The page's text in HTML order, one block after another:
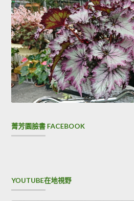
菁芳園臉書 FACEBOOK
YOUTUBE在地視野